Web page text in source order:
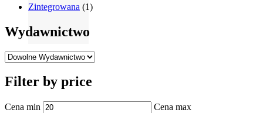
Zintegrowana (1)
Wydawnictwo
Filter by price
Cena min Cena max